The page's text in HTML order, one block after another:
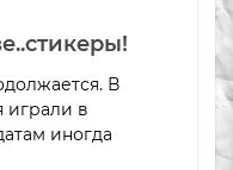
В
играли в
иногда